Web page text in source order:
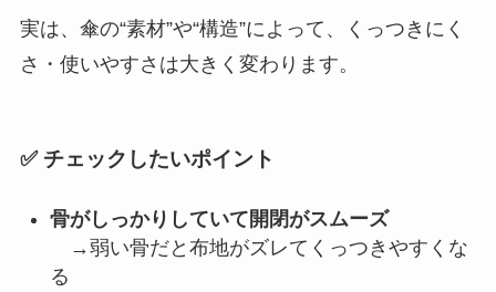
実は、傘の“素材”や“構造”によって、くっつきにく
さ・使いやすさは大きく変わります。
✅ チェックしたいポイント
骨がしっかりしていて開閉がスムーズ
→弱い骨だと布地がズレてくっつきやすくな
る